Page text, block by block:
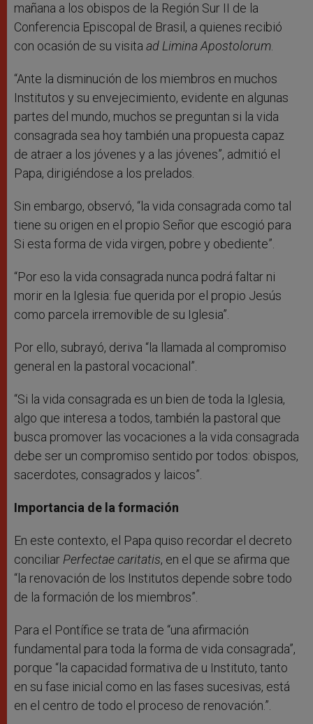
mañana a los obispos de la Región Sur II de la
Conferencia Episcopal de Brasil, a quienes recibió
con ocasión de su visita ad Limina Apostolorum.
“Ante la disminución de los miembros en muchos
Institutos y su envejecimiento, evidente en algunas
partes del mundo, muchos se preguntan si la vida
consagrada sea hoy también una propuesta capaz
de atraer a los jóvenes y a las jóvenes”, admitió el
Papa, dirigiéndose a los prelados.
Sin embargo, observó, “la vida consagrada como tal
tiene su origen en el propio Señor que escogió para
Si esta forma de vida virgen, pobre y obediente”.
“Por eso la vida consagrada nunca podrá faltar ni
morir en la Iglesia: fue querida por el propio Jesús
como parcela irremovible de su Iglesia”.
Por ello, subrayó, deriva “la llamada al compromiso
general en la pastoral vocacional”.
“Si la vida consagrada es un bien de toda la Iglesia,
algo que interesa a todos, también la pastoral que
busca promover las vocaciones a la vida consagrada
debe ser un compromiso sentido por todos: obispos,
sacerdotes, consagrados y laicos”.
Importancia de la formación
En este contexto, el Papa quiso recordar el decreto
conciliarPerfectae caritatis, en el que se afirma que
“la renovación de los Institutos depende sobre todo
de la formación de los miembros”.
Para el Pontífice se trata de “una afirmación
fundamental para toda la forma de vida consagrada”,
porque “la capacidad formativa de u Instituto, tanto
en su fase inicial como en las fases sucesivas, está
en el centro de todo el proceso de renovación.”.